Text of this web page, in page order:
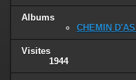
Albums
CHEMIN
Visites
1944